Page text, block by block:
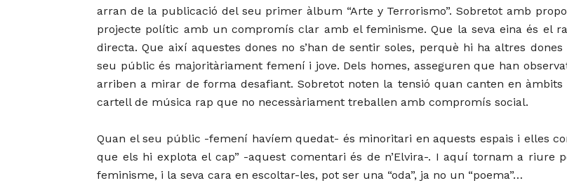
arran de la publicació del seu primer àlbum “Arte y Terrorismo”. Sobretot amb
projecte polític amb un compromís clar amb el feminisme. Que la seva eina és el
directa. Que així aquestes dones no s’han de sentir soles, perquè hi ha altres
seu públic és majoritàriament femení i jove. Dels homes, asseguren que han
arriben a mirar de forma desafiant. Sobretot noten la tensió quan canten en
cartell de música rap que no necessàriament treballen amb compromís social.
Quan el seu públic -femení havíem quedat- és minoritari en aquests espais i elles
que els hi explota el cap” -aquest comentari és de n’Elvira-. I aquí tornam a riure
feminisme, i la seva cara en escoltar-les, pot ser una “oda”, ja no un “poema”…